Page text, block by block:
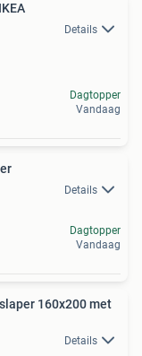
Details
Dagtopper
Vandaag
Details
Dagtopper
Vandaag
160x200 met
Details